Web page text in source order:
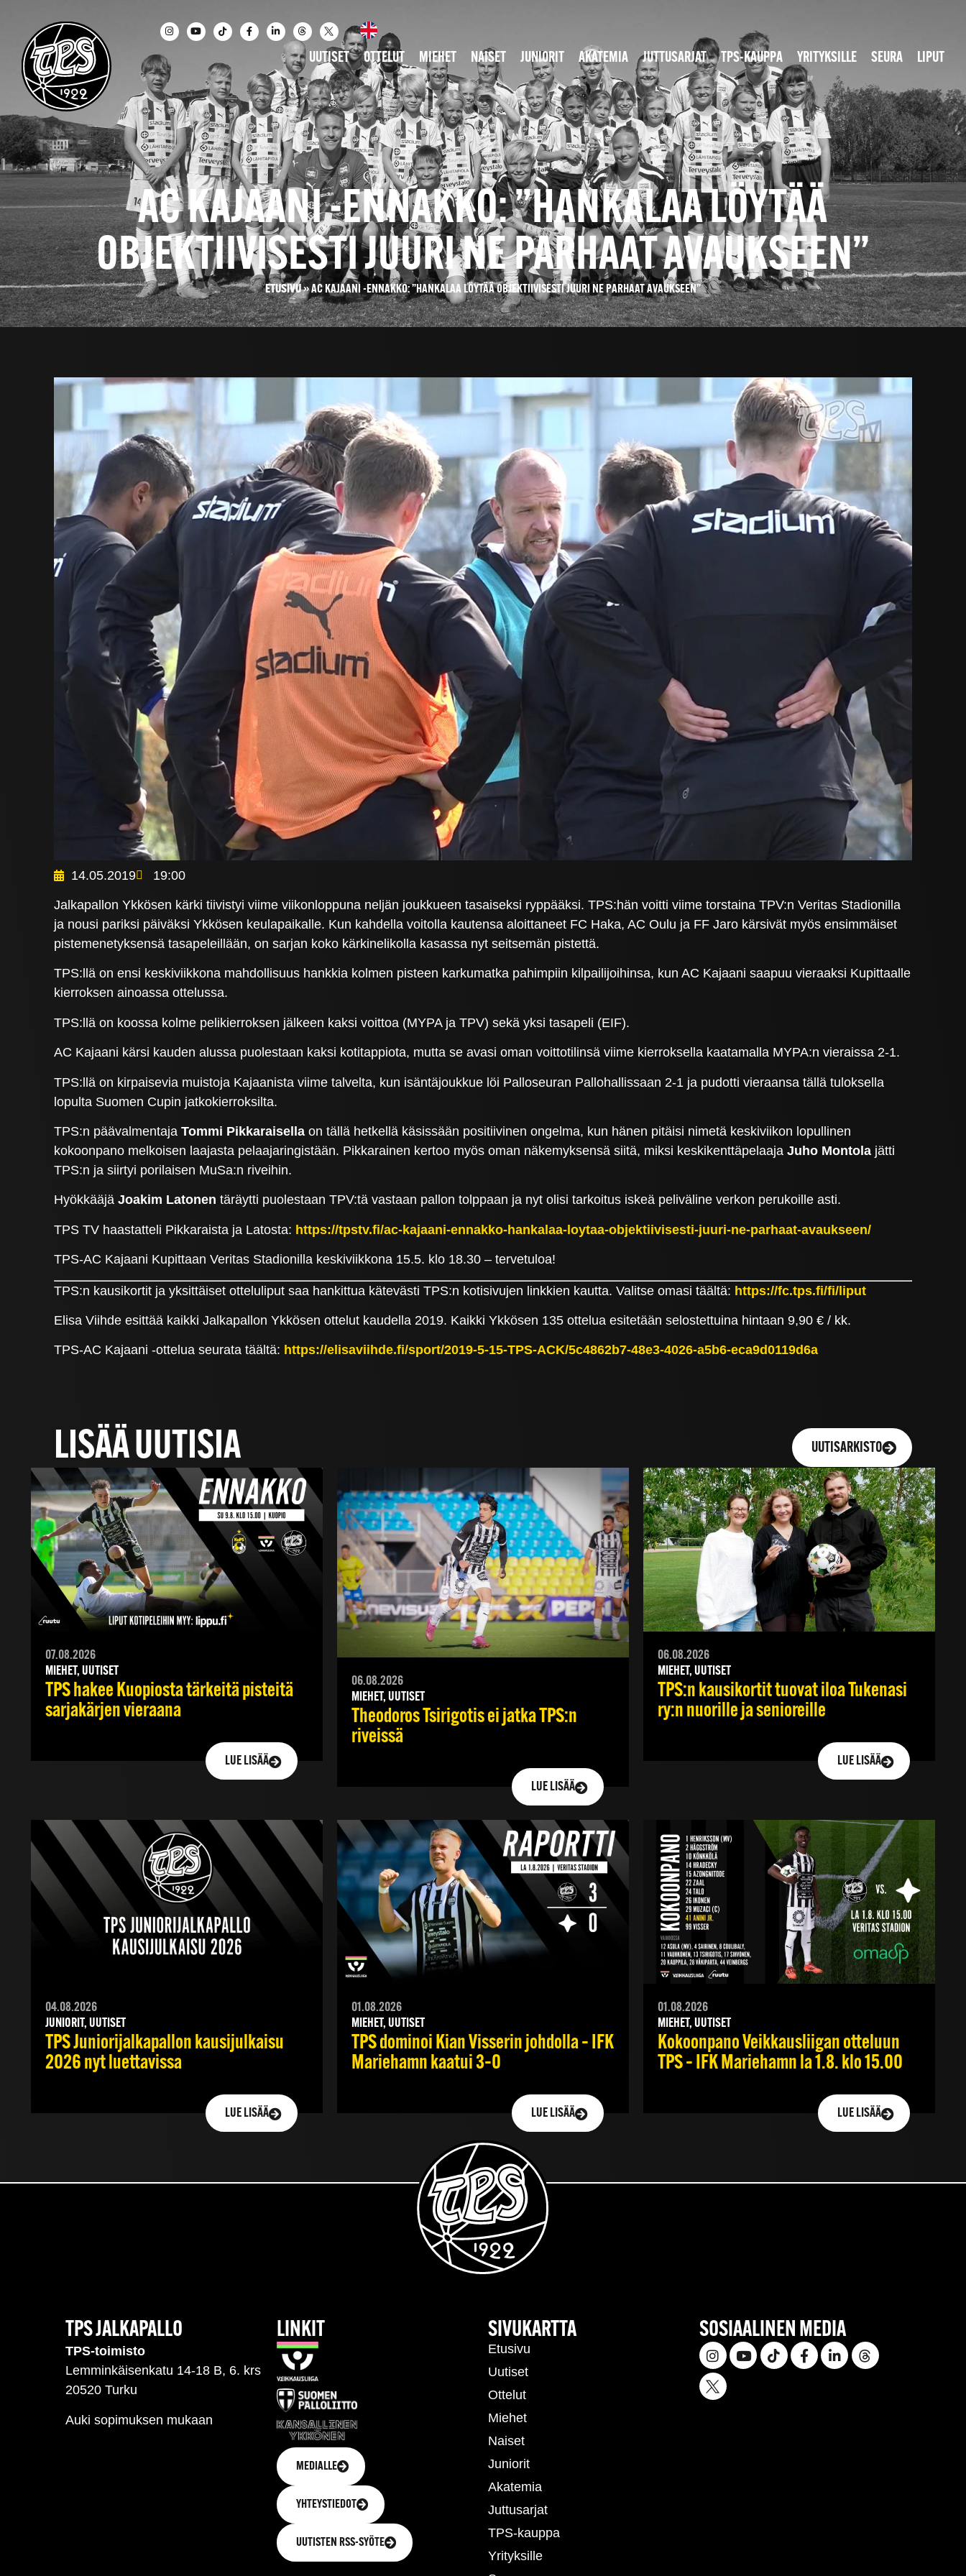
UUTISET OTTELUT MIEHET NAISET JUNIORIT AKATEMIA JUTTUSARJAT TPS-KAUPPA YRITYKSILLE SEURA LIPUT
AC KAJAANI -ENNAKKO: ”HANKALAA LÖYTÄÄ
OBJEKTIIVISESTI JUURI NE PARHAAT AVAUKSEEN”
ETUSIVU»AC KAJAANI -ENNAKKO: ”HANKALAA LÖYTÄÄ OBJEKTIIVISESTI JUURI NE PARHAAT AVAUKSEEN”
14.05.2019 19:00
Jalkapallon Ykkösen kärki tiivistyi viime viikonloppuna neljän joukkueen tasaiseksi ryppääksi. TPS:hän voitti viime torstaina TPV:n Veritas Stadionilla
ja nousi pariksi päiväksi Ykkösen keulapaikalle. Kun kahdella voitolla kautensa aloittaneet FC Haka, AC Oulu ja FF Jaro kärsivät myös ensimmäiset
pistemenetyksensä tasapeleillään, on sarjan koko kärkinelikolla kasassa nyt seitsemän pistettä.
TPS:llä on ensi keskiviikkona mahdollisuus hankkia kolmen pisteen karkumatka pahimpiin kilpailijoihinsa, kun AC Kajaani saapuu vieraaksi Kupittaalle
kierroksen ainoassa ottelussa.
TPS:llä on koossa kolme pelikierroksen jälkeen kaksi voittoa (MYPA ja TPV) sekä yksi tasapeli (EIF).
AC Kajaani kärsi kauden alussa puolestaan kaksi kotitappiota, mutta se avasi oman voittotilinsä viime kierroksella kaatamalla MYPA:n vieraissa 2-1.
TPS:llä on kirpaisevia muistoja Kajaanista viime talvelta, kun isäntäjoukkue löi Palloseuran Pallohallissaan 2-1 ja pudotti vieraansa tällä tuloksella
lopulta Suomen Cupin jatkokierroksilta.
TPS:n päävalmentaja Tommi Pikkaraisellaon tällä hetkellä käsissään positiivinen ongelma, kun hänen pitäisi nimetä keskiviikon lopullinen
kokoonpano melkoisen laajasta pelaajaringistään. Pikkarainen kertoo myös oman näkemyksensä siitä, miksi keskikenttäpelaajaJuho Montola jätti
TPS:n ja siirtyi porilaisen MuSa:n riveihin.
HyökkääjäJoakim Latonen täräytti puolestaan TPV:tä vastaan pallon tolppaan ja nyt olisi tarkoitus iskeä peliväline verkon perukoille asti.
TPS TV haastatteli Pikkaraista ja Latosta: https://tpstv.fi/ac-kajaani-ennakko-hankalaa-loytaa-objektiivisesti-juuri-ne-parhaat-avaukseen/
TPS-AC Kajaani Kupittaan Veritas Stadionilla keskiviikkona 15.5. klo 18.30 – tervetuloa!
TPS:n kausikortit ja yksittäiset otteluliput saa hankittua kätevästi TPS:n kotisivujen linkkien kautta. Valitse omasi täältä: https://fc.tps.fi/fi/liput
Elisa Viihde esittää kaikki Jalkapallon Ykkösen ottelut kaudella 2019. Kaikki Ykkösen 135 ottelua esitetään selostettuina hintaan 9,90 € / kk.
TPS-AC Kajaani -ottelua seurata täältä: https://elisaviihde.fi/sport/2019-5-15-TPS-ACK/5c4862b7-48e3-4026-a5b6-eca9d0119d6a
LISÄÄ UUTISIA UUTISARKISTO
07.08.2026
MIEHET, UUTISET
TPS hakee Kuopiosta tärkeitä pisteitä
sarjakärjen vieraana
LUE LISÄÄ
06.08.2026
MIEHET, UUTISET
Theodoros Tsirigotis ei jatka TPS:n
riveissä
LUE LISÄÄ
06.08.2026
MIEHET, UUTISET
TPS:n kausikortit tuovat iloa Tukenasi
ry:n nuorille ja senioreille
LUE LISÄÄ
04.08.2026
JUNIORIT, UUTISET
TPS Juniorijalkapallon kausijulkaisu
2026 nyt luettavissa
LUE LISÄÄ
01.08.2026
MIEHET, UUTISET
TPS dominoi Kian Visserin johdolla – IFK
Mariehamn kaatui 3–0
LUE LISÄÄ
01.08.2026
MIEHET, UUTISET
Kokoonpano Veikkausliigan otteluun
TPS – IFK Mariehamn la 1.8. klo 15.00
LUE LISÄÄ
TPS JALKAPALLO
TPS-toimisto
Lemminkäisenkatu 14-18 B, 6. krs
20520 Turku
Auki sopimuksen mukaan
LINKIT
MEDIALLE
YHTEYSTIEDOT
UUTISTEN RSS-SYÖTE
SIVUKARTTA
Etusivu
Uutiset
Ottelut
Miehet
Naiset
Juniorit
Akatemia
Juttusarjat
TPS-kauppa
Yrityksille
SOSIAALINEN MEDIA